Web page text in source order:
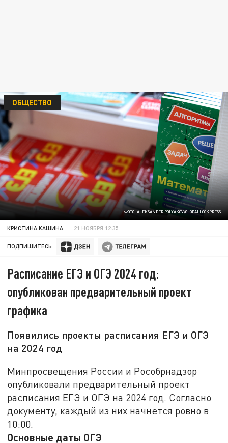
ФОТО: ALEKSANDER POLYAKOV/GLOBALLOOKPRESS
ОБЩЕСТВО
КРИСТИНА КАШИНА 21 НОЯБРЯ 12:35
ПОДПИШИТЕСЬ:
Расписание ЕГЭ и ОГЭ 2024 год:
опубликован предварительный проект
графика
Появились проекты расписания ЕГЭ и ОГЭ
на 2024 год
Минпросвещения России и Рособрнадзор
опубликовали предварительный проект
расписания ЕГЭ и ОГЭ на 2024 год. Согласно
документу, каждый из них начнется ровно в
10:00.
Основные даты ОГЭ